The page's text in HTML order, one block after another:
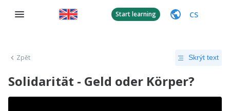
Start learning CS
Zpět Skrýt text
Solidarität - Geld oder Körper?